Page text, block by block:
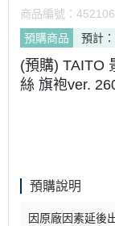
商品編號：
預購商品
預計
(預購) TAITO
絲 旗袍ver.
預購說明
因原廠因素延後